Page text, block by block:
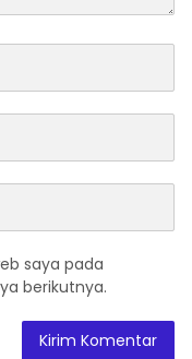
saya pada
berikutnya.